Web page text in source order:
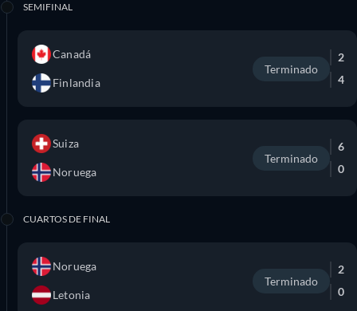
SEMIFINAL
Canadá
Finlandia
Terminado
2
4
Suiza
Noruega
Terminado
6
0
CUARTOS DE FINAL
Noruega
Letonia
Terminado
2
0